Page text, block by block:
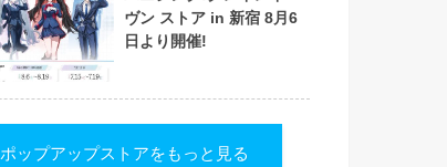
ヴン ストア in 新宿 8月6
日より開催!
ポップアップストアをもっと見る